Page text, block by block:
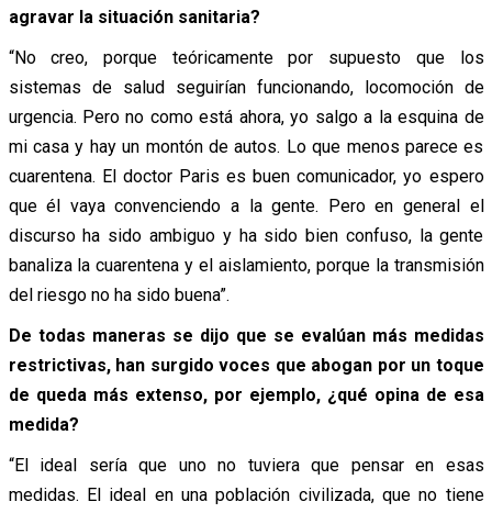
agravar la situación sanitaria?
“No creo, porque teóricamente por supuesto que los
sistemas de salud seguirían funcionando, locomoción de
urgencia. Pero no como está ahora, yo salgo a la esquina de
mi casa y hay un montón de autos. Lo que menos parece es
cuarentena. El doctor Paris es buen comunicador, yo espero
que él vaya convenciendo a la gente. Pero en general el
discurso ha sido ambiguo y ha sido bien confuso, la gente
banaliza la cuarentena y el aislamiento, porque la transmisión
del riesgo no ha sido buena”.
De todas maneras se dijo que se evalúan más medidas
restrictivas, han surgido voces que abogan por un toque
de queda más extenso, por ejemplo, ¿qué opina de esa
medida?
“El ideal sería que uno no tuviera que pensar en esas
medidas. El ideal en una población civilizada, que no tiene